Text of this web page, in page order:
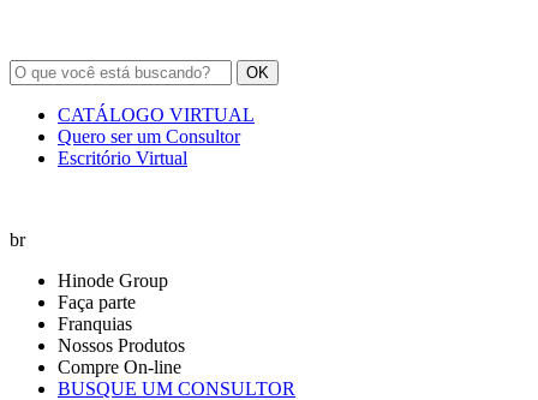
OK
CATÁLOGO VIRTUAL
Quero ser um Consultor
Escritório Virtual
br
Hinode Group
Faça parte
Franquias
Nossos Produtos
Compre On-line
BUSQUE UM CONSULTOR